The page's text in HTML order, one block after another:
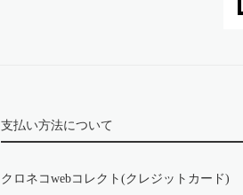
支払い方法について
クロネコwebコレクト(クレジットカード)